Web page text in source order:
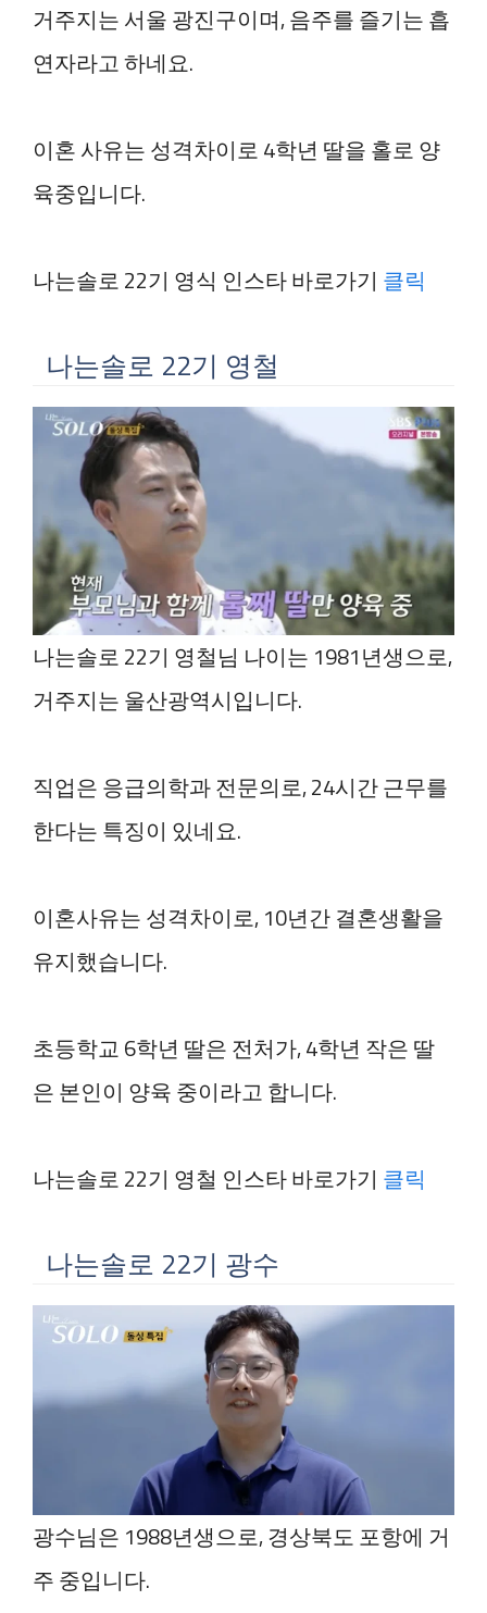
거주지는 서울 광진구이며, 음주를 즐기는 흡
연자라고 하네요.
이혼 사유는 성격차이로 4학년 딸을 홀로 양
육중입니다.
나는솔로 22기 영식 인스타 바로가기 클릭
나는솔로 22기 영철
나는솔로 22기 영철님 나이는 1981년생으로,
거주지는 울산광역시입니다.
직업은 응급의학과 전문의로, 24시간 근무를
한다는 특징이 있네요.
이혼사유는 성격차이로, 10년간 결혼생활을
유지했습니다.
초등학교 6학년 딸은 전처가, 4학년 작은 딸
은 본인이 양육 중이라고 합니다.
나는솔로 22기 영철 인스타 바로가기 클릭
나는솔로 22기 광수
광수님은 1988년생으로, 경상북도 포항에 거
주 중입니다.